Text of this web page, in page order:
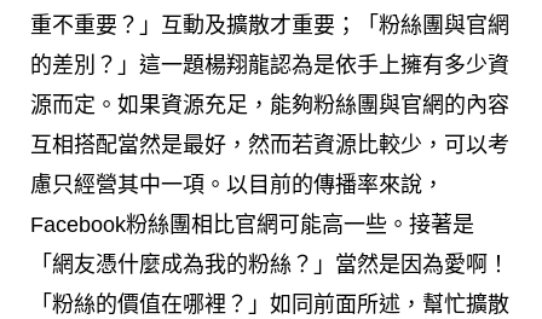
重不重要？」互動及擴散才重要；「粉絲團與官網
的差別？」這一題楊翔龍認為是依手上擁有多少資
源而定。如果資源充足，能夠粉絲團與官網的內容
互相搭配當然是最好，然而若資源比較少，可以考
慮只經營其中一項。以目前的傳播率來說，
Facebook粉絲團相比官網可能高一些。接著是
「網友憑什麼成為我的粉絲？」當然是因為愛啊！
「粉絲的價值在哪裡？」如同前面所述，幫忙擴散